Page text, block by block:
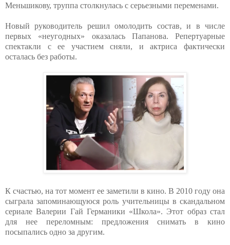
Меньшикову, труппа столкнулась с серьезными переменами.
Новый руководитель решил омолодить состав, и в числе
первых «неугодных» оказалась Папанова. Репертуарные
спектакли с ее участием сняли, и актриса фактически
осталась без работы.
К счастью, на тот момент ее заметили в кино. В 2010 году она
сыграла запоминающуюся роль учительницы в скандальном
сериале Валерии Гай Германики «Школа». Этот образ стал
для нее переломным: предложения снимать в кино
посыпались одно за другим.